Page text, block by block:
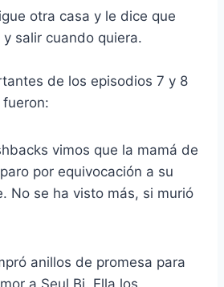
otra casa y le dice que
salir cuando quiera.
de los episodios 7 y 8
vimos que la mamá de
por equivocación a su
No se ha visto más, si murió
anillos de promesa para
a Seul Bi. Ella los